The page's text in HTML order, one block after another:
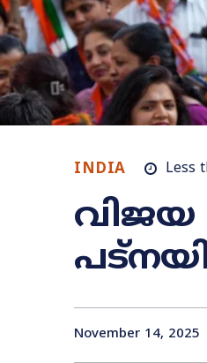
INDIA Less
November 14, 2025